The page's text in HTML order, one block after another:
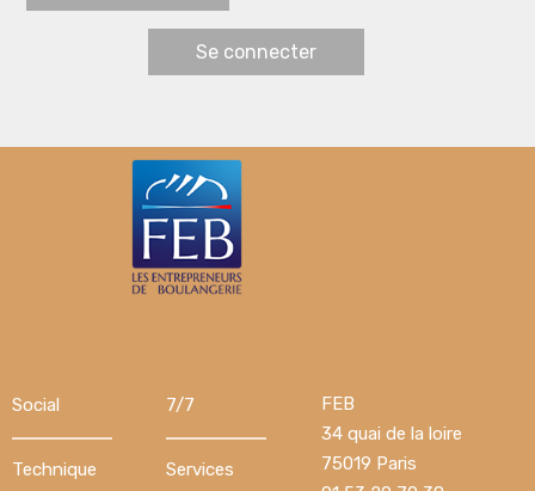
Social 7/7
FEB
34 quai de la loire
75019 Paris
Technique Services